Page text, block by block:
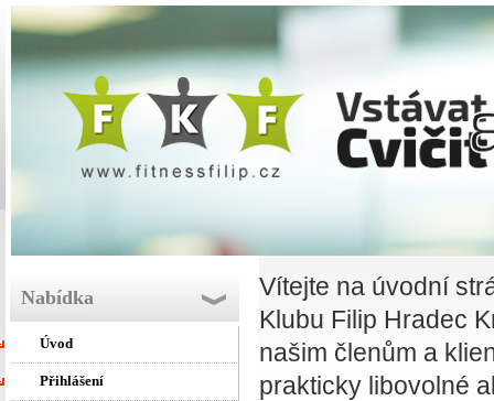
Nabídka
Úvod
Přihlášení
Vítejte na úvodní
Klubu Filip Hradec
našim členům a
prakticky libovolné